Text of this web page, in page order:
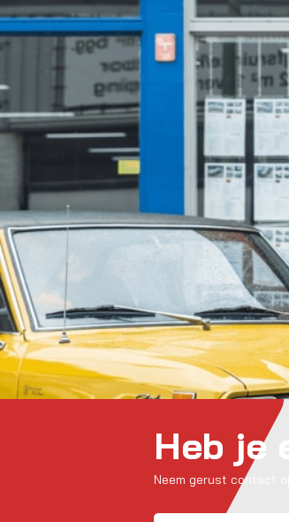
Heb je
Neem gerust contact